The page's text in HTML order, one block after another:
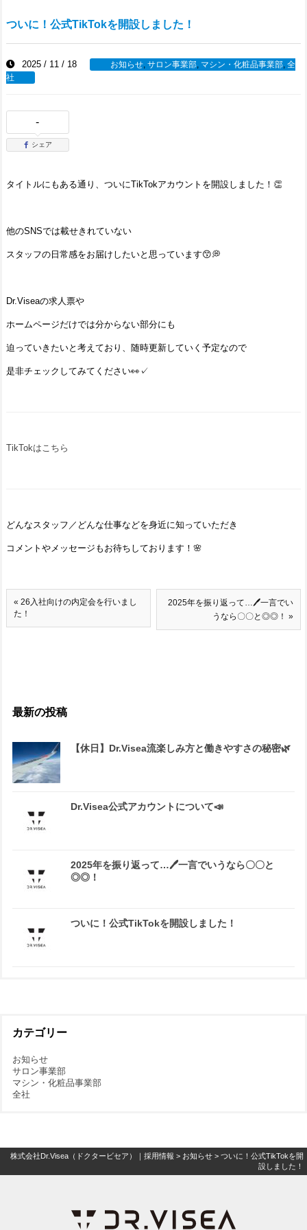
ついに！公式TikTokを開設しました！
2025 / 11 / 18 お知らせ, サロン事業部, マシン・化粧品事業部, 全
社
-
シェア
タイトルにもある通り、ついにTikTokアカウントを開設しました！👏
他のSNSでは載せきれていない
スタッフの日常感をお届けしたいと思っています😙💭
Dr.Viseaの求人票や
ホームページだけでは分からない部分にも
迫っていきたいと考えており、随時更新していく予定なので
是非チェックしてみてください👀✓
TikTokはこちら
どんなスタッフ／どんな仕事などを身近に知っていただき
コメントやメッセージもお待ちしております！🌸
« 26入社向けの内定会を行いまし
た！
2025年を振り返って…🖊一言でい
うなら〇〇と◎◎！ »
最新の投稿
【休日】Dr.Visea流楽しみ方と働きやすさの秘密🌿
Dr.Visea公式アカウントについて📣
2025年を振り返って…🖊一言でいうなら〇〇と
◎◎！
ついに！公式TikTokを開設しました！
カテゴリー
お知らせ
サロン事業部
マシン・化粧品事業部
全社
株式会社Dr.Visea（ドクタービセア）｜採用情報 > お知らせ > ついに！公式TikTokを開
設しました！